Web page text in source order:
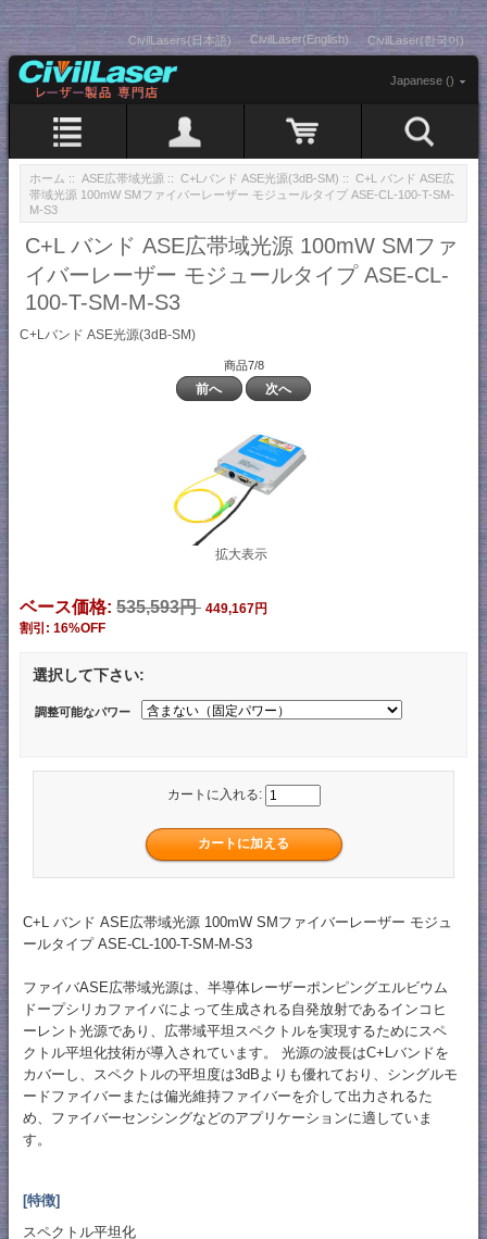
CivilLasers(日本語) CivilLaser(English) CivilLaser(한국어)
Japanese ()
ホーム :: ASE広帯域光源 :: C+Lバンド ASE光源(3dB-SM) :: C+L バンド ASE広
帯域光源 100mW SMファイバーレーザー モジュールタイプ ASE-CL-100-T-SM-
M-S3
C+L バンド ASE広帯域光源 100mW SMファ
イバーレーザー モジュールタイプ ASE-CL-
100-T-SM-M-S3
C+Lバンド ASE光源(3dB-SM)
商品7/8
前へ 次へ
拡大表示
ベース価格: 535,593円 449,167円
割引: 16%OFF
選択して下さい:
調整可能なパワー
カートに入れる:
C+L バンド ASE広帯域光源 100mW SMファイバーレーザー モジュ
ールタイプ ASE-CL-100-T-SM-M-S3
ファイバASE広帯域光源は、半導体レーザーポンピングエルビウム
ドープシリカファイバによって生成される自発放射であるインコヒ
ーレント光源であり、広帯域平坦スペクトルを実現するためにスペ
クトル平坦化技術が導入されています。 光源の波長はC+Lバンドを
カバーし、スペクトルの平坦度は3dBよりも優れており、シングルモ
ードファイバーまたは偏光維持ファイバーを介して出力されるた
め、ファイバーセンシングなどのアプリケーションに適していま
す。
[特徴]
スペクトル平坦化